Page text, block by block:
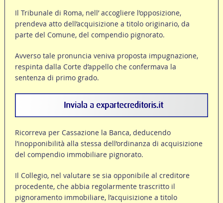
Il Tribunale di Roma, nell’ accogliere l’opposizione,
prendeva atto dell’acquisizione a titolo originario, da
parte del Comune, del compendio pignorato.
Avverso tale pronuncia veniva proposta impugnazione,
respinta dalla Corte d’appello che confermava la
sentenza di primo grado.
Ricorreva per Cassazione la Banca, deducendo
l’inopponibilità alla stessa dell’ordinanza di acquisizione
del compendio immobiliare pignorato.
Il Collegio, nel valutare se sia opponibile al creditore
procedente, che abbia regolarmente trascritto il
pignoramento immobiliare, l’acquisizione a titolo